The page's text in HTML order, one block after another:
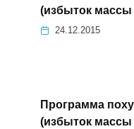
(избыток массы
24.12.2015
Программа
(избыток массы